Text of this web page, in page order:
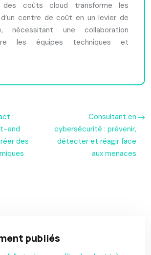
coûts cloud transforme les
centre de coût en un levier de
nécessitant une collaboration
les équipes techniques et
:
end
des
Consultant en
cybersécurité : prévenir,
détecter et réagir face
aux menaces
publiés